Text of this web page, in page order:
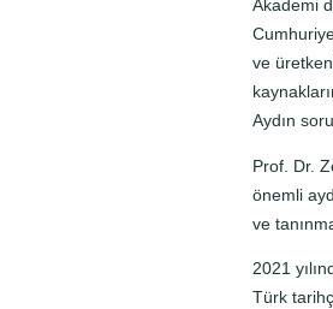
Akademi
ve
Aydın
Prof. Dr.
önemli
ve
2021
Türk